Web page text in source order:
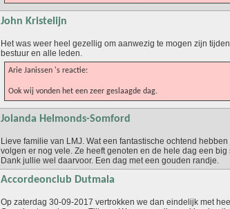
John Kristelijn
Het was weer heel gezellig om aanwezig te mogen zijn
bestuur en alle leden.
Arie Janissen 's reactie:
Ook wij vonden het een zeer geslaagde dag.
Jolanda Helmonds-Somford
Lieve familie van LMJ. Wat een fantastische ochtend
volgen er nog vele. Ze heeft genoten en de hele dag een
Dank jullie wel daarvoor. Een dag met een gouden randje.
Accordeonclub Dutmala
Op zaterdag 30-09-2017 vertrokken we dan eindelijk met